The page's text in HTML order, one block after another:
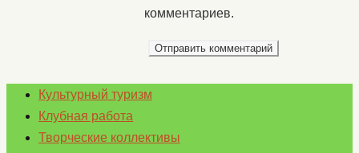
комментариев.
Культурный туризм
Клубная работа
Творческие коллективы